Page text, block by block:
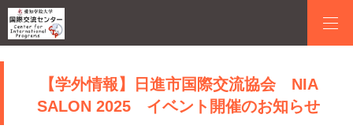
【学外情報】日進市国際交流協会 NIA
SALON 2025 イベント開催のお知らせ